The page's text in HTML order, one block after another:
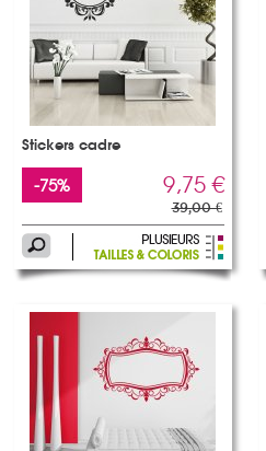
Stickers cadre
-75% 9,75 €
39,00 €